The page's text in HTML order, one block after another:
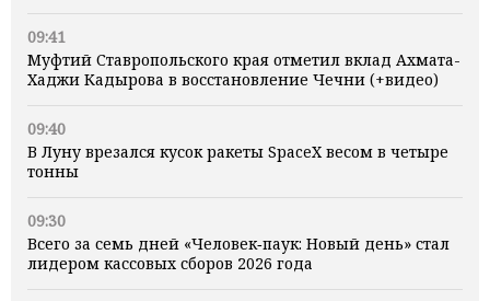
09:41
Муфтий Ставропольского края отметил вклад Ахмата-
Хаджи Кадырова в восстановление Чечни (+видео)
09:40
В Луну врезался кусок ракеты SpaceX весом в четыре
тонны
09:30
Всего за семь дней «Человек‑паук: Новый день» стал
лидером кассовых сборов 2026 года